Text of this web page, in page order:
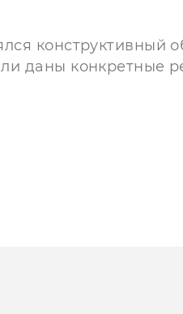
конструктивный
даны конкретные